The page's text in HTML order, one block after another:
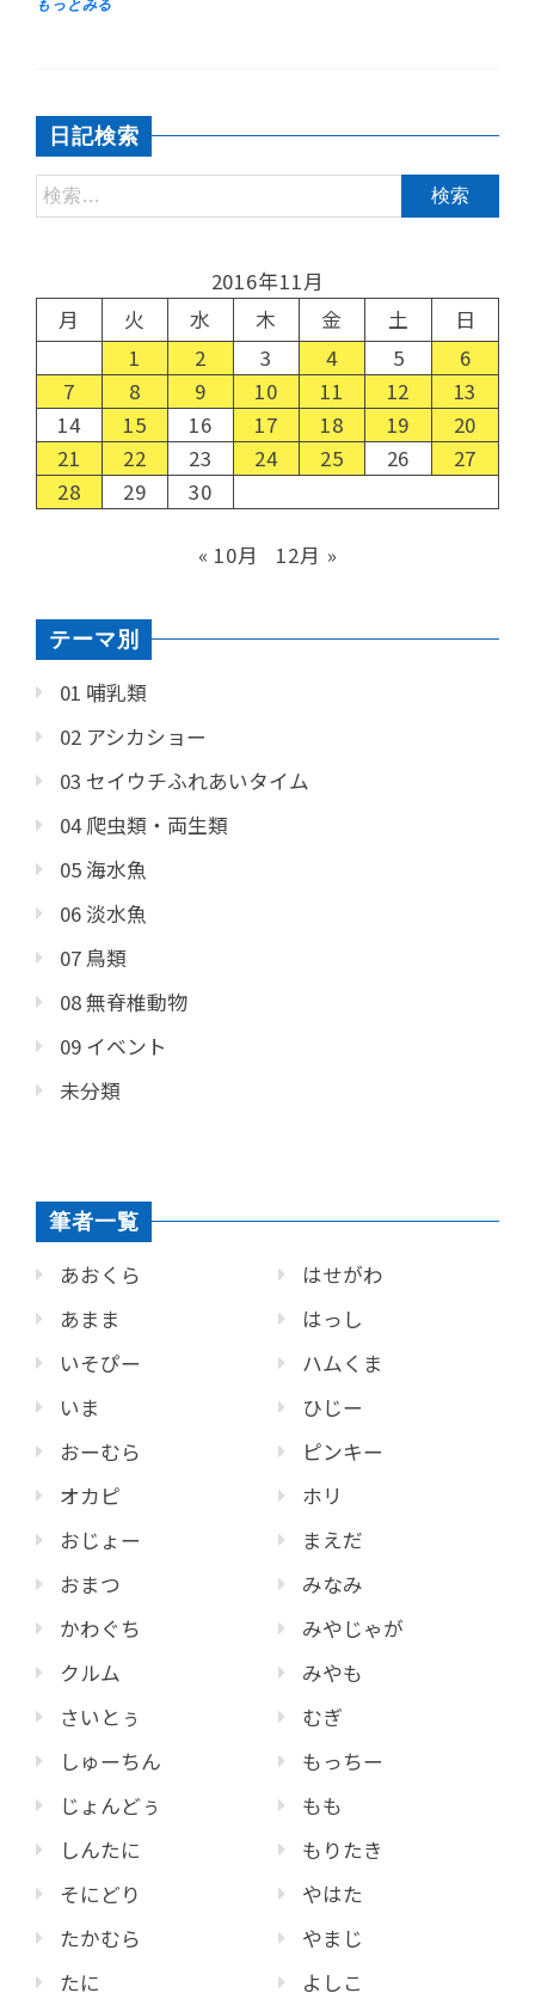
日記検索
2016年11月
月
火 水 木 金 土
日
1
2 3 4 5
6
7
8 9 10 11 12
13
14
15 16 17 18 19
20
21
22 23 24 25 26
27
28
29 30
« 10月 12月 »
テーマ別
01 哺乳類
02 アシカショー
03 セイウチふれあいタイム
04 爬虫類・両生類
05 海水魚
06 淡水魚
07 鳥類
08 無脊椎動物
09 イベント
未分類
筆者一覧
あおくら
あまま
いそぴー
いま
おーむら
オカピ
おじょー
おまつ
かわぐち
クルム
さいとぅ
しゅーちん
じょんどぅ
しんたに
そにどり
たかむら
たに
はせがわ
はっし
ハムくま
ひじー
ピンキー
ホリ
まえだ
みなみ
みやじゃが
みやも
むぎ
もっちー
もも
もりたき
やはた
やまじ
よしこ